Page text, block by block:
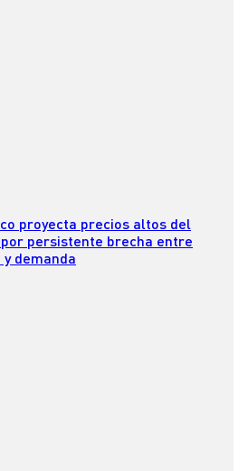
proyecta precios altos del
persistente brecha entre
demanda